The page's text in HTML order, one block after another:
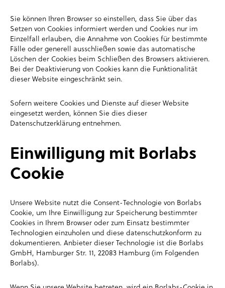
Sie können Ihren Browser so einstellen, dass Sie über das
Setzen von Cookies informiert werden und Cookies nur im
Einzelfall erlauben, die Annahme von Cookies für bestimmte
Fälle oder generell ausschließen sowie das automatische
Löschen der Cookies beim Schließen des Browsers aktivieren.
Bei der Deaktivierung von Cookies kann die Funktionalität
dieser Website eingeschränkt sein.
Sofern weitere Cookies und Dienste auf dieser Website
eingesetzt werden, können Sie dies dieser
Datenschutzerklärung entnehmen.
Einwilligung mit Borlabs
Cookie
Unsere Website nutzt die Consent-Technologie von Borlabs
Cookie, um Ihre Einwilligung zur Speicherung bestimmter
Cookies in Ihrem Browser oder zum Einsatz bestimmter
Technologien einzuholen und diese datenschutzkonform zu
dokumentieren. Anbieter dieser Technologie ist die Borlabs
GmbH, Hamburger Str. 11, 22083 Hamburg (im Folgenden
Borlabs).